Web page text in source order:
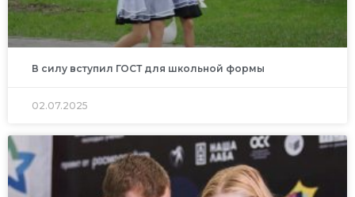
В силу вступил ГОСТ для школьной формы
02.07.2025